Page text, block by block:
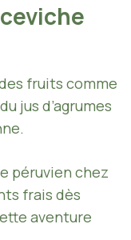
fruits comme
jus d’agrumes
péruvien chez
frais dès
aventure